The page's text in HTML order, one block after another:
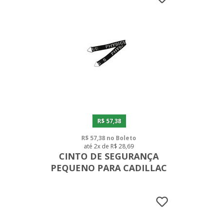
R$ 57,38
R$ 57,38 no Boleto
até 2x de R$ 28,69
CINTO DE SEGURANÇA
PEQUENO PARA CADILLAC